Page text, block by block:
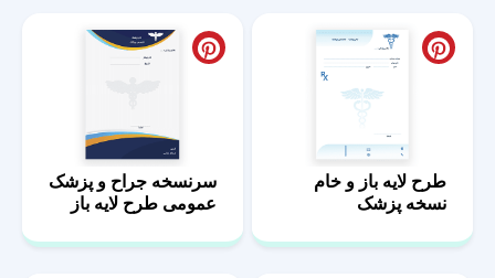
طرح لایه باز و خام
نسخه پزشک
سرنسخه جراح و پزشک
عمومی طرح لایه باز